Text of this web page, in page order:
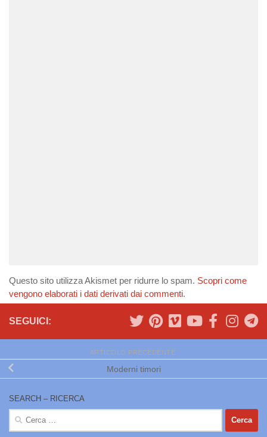
Questo sito utilizza Akismet per ridurre lo spam. Scopri come
vengono elaborati i dati derivati dai commenti.
SEGUICI:
ARTICOLO PRECEDENTE
Moderni timori
SEARCH – RICERCA
Ricerca